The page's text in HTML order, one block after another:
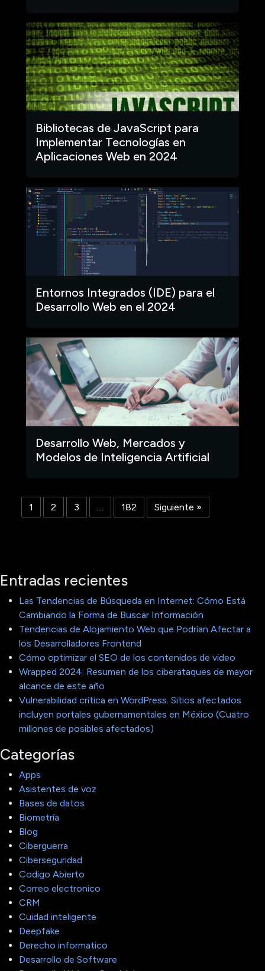
Bibliotecas de JavaScript para
Implementar Tecnologías en
Aplicaciones Web en 2024
Entornos Integrados (IDE) para el
Desarrollo Web en el 2024
Desarrollo Web, Mercados y
Modelos de Inteligencia Artificial
1 2 3 … 182 Siguiente »
Entradas recientes
Las Tendencias de Búsqueda en Internet: Cómo Está
Cambiando la Forma de Buscar Información
Tendencias de Alojamiento Web que Podrían Afectar a
los Desarrolladores Frontend
Cómo optimizar el SEO de los contenidos de video
Wrapped 2024: Resumen de los ciberataques de mayor
alcance de este año
Vulnerabilidad crítica en WordPress. Sitios afectados
incluyen portales gubernamentales en México (Cuatro
millones de posibles afectados)
Categorías
Apps
Asistentes de voz
Bases de datos
Biometría
Blog
Ciberguerra
Ciberseguridad
Codigo Abierto
Correo electronico
CRM
Cuidad inteligente
Deepfake
Derecho informatico
Desarrollo de Software